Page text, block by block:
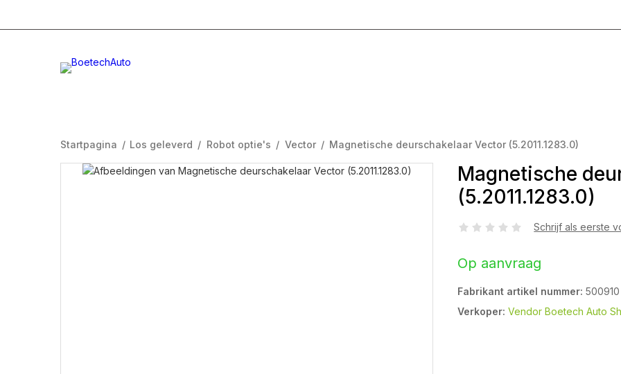
Startpagina / Los geleverd / Robot optie's / Vector / Magnetische deurschakelaar Vector (5.2011.1283.0)
Magnetische
(5.2011.1283.0)
Schrijf als eerste
Op aanvraag
Fabrikant artikel nummer: 500910
Verkoper: Vendor Boetech Auto